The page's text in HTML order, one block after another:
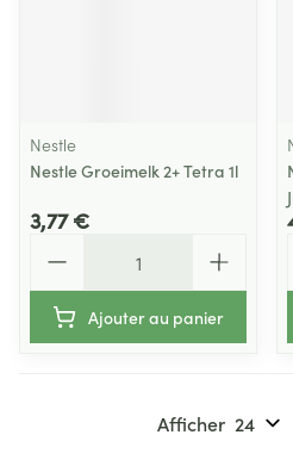
Nestle
Nestle Groeimelk 2+ Tetra 1l
3,77 €
Ajouter au panier
Afficher